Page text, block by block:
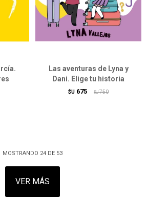
Las aventuras de Lyna y
Dani. Elige tu historia
$U 675 $U 750
MOSTRANDO 24DE 53
VER MÁS